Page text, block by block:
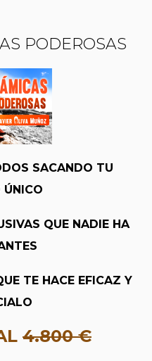
PODEROSAS
SACANDO TU
ÚNICO
QUE NADIE HA
TE HACE EFICAZ Y
4.800 €